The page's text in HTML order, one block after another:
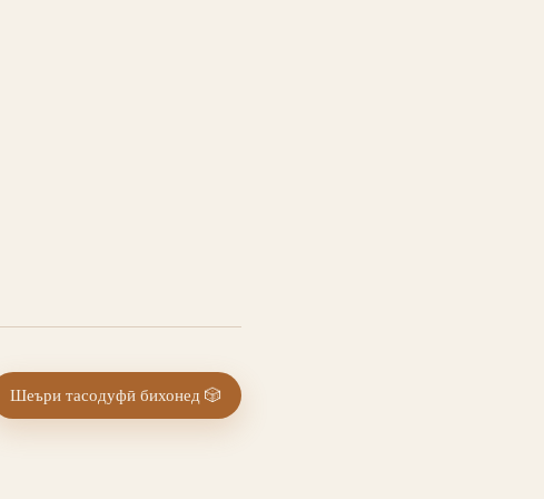
Шеъри тасодуфӣ бихонед 🎲